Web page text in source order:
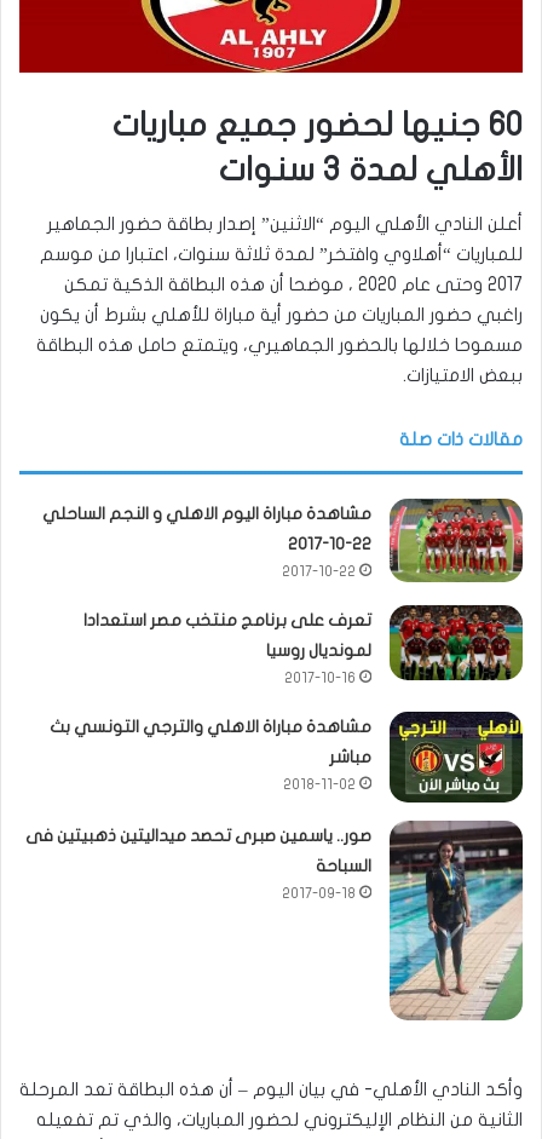
60 جنيها لحضور جميع مباريات
الأهلي لمدة 3 سنوات
أعلن النادي الأهلي اليوم “الاثنين” إصدار بطاقة حضور الجماهير
للمباريات “أهلاوي وافتخر” لمدة ثلاثة سنوات، اعتبارا من موسم
2017 وحتى عام 2020 ، موضحا أن هذه البطاقة الذكية تمكن
راغبي حضور المباريات من حضور أية مباراة للأهلي بشرط أن يكون
مسموحا خلالها بالحضور الجماهيري، ويتمتع حامل هذه البطاقة
ببعض الامتيازات.
مقالات ذات صلة
مشاهدة مباراة اليوم الاهلي و النجم الساحلي
22-10-2017
2017-10-22
تعرف على برنامج منتخب مصر استعدادا
لمونديال روسيا
2017-10-16
مشاهدة مباراة الاهلي والترجي التونسي بث
مباشر
2018-11-02
صور.. ياسمين صبرى تحصد ميداليتين ذهبيتين فى
السباحة
2017-09-18
وأكد النادي الأهلي- في بيان اليوم – أن هذه البطاقة تعد المرحلة
الثانية من النظام الإليكتروني لحضور المباريات، والذي تم تفعيله